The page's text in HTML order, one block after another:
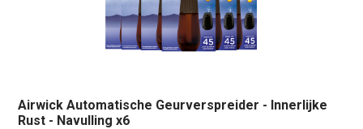
Airwick Automatische Geurverspreider - Innerlijke
Rust - Navulling x6